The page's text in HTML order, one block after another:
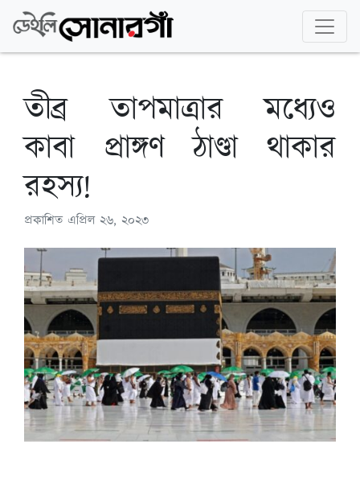
তীব্র তাপমাত্রার মধ্যেও
কাবা প্রাঙ্গণ ঠাণ্ডা থাকার
রহস্য!
প্রকাশিত এপ্রিল ২৬, ২০২৩